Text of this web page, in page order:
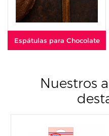
Espátulas para Chocolate
Nuestros